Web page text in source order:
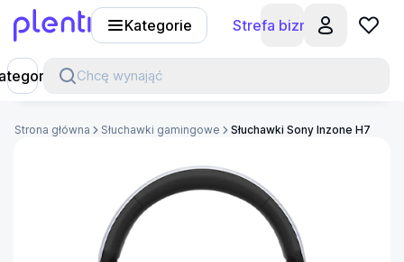
Kategorie Strefa biznesu
Chcę wynająć
Strona główna Słuchawki gamingowe Słuchawki Sony Inzone H7